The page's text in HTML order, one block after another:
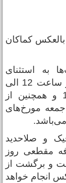
کماکان
به استثنای
حاملین مواد سوختی و فاسد شدنی از ساعت 12 الی
چهارشنبه مورخ 1404/04/18 و همچنین از
و جمعه مورخ‌های
و صلاحدید
مقطعی روز
رفت و برگشت از
انجام خواهد